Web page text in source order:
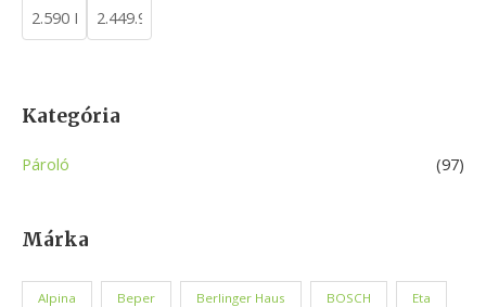
Kategória
Pároló (97)
Márka
Alpina Beper Berlinger Haus BOSCH Eta